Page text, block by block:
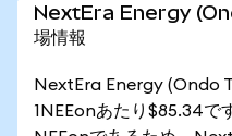
NextEra Energy
場情報
NextEra Energy (Ondo
1NEEonあたり$85.34で